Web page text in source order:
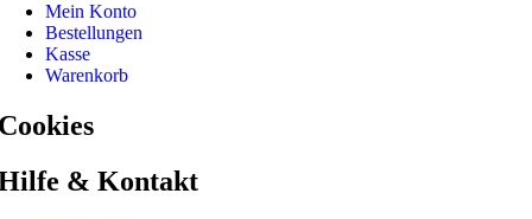
Mein Konto
Bestellungen
Kasse
Warenkorb
& Kontakt